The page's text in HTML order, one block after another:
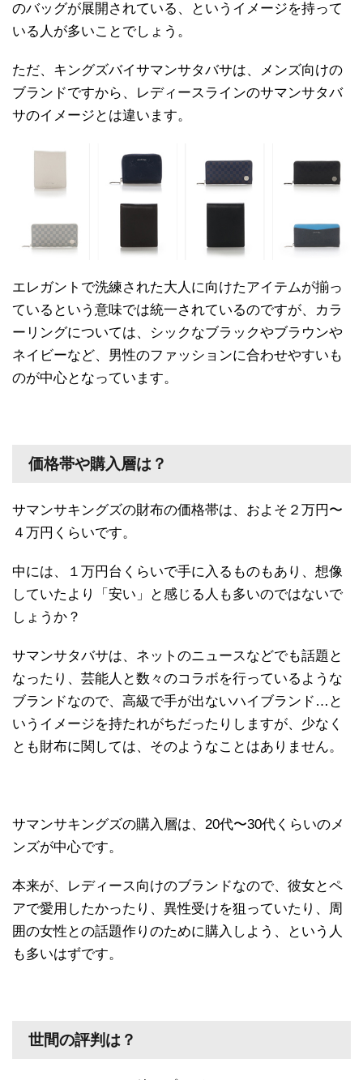
のバッグが展開されている、というイメージを持って
いる人が多いことでしょう。
ただ、キングズバイサマンサタバサは、メンズ向けの
ブランドですから、レディースラインのサマンサタバ
サのイメージとは違います。
エレガントで洗練された大人に向けたアイテムが揃っ
ているという意味では統一されているのですが、カラ
ーリングについては、シックなブラックやブラウンや
ネイビーなど、男性のファッションに合わせやすいも
のが中心となっています。
価格帯や購入層は？
サマンサキングズの財布の価格帯は、およそ２万円〜
４万円くらいです。
中には、１万円台くらいで手に入るものもあり、想像
していたより「安い」と感じる人も多いのではないで
しょうか？
サマンサタバサは、ネットのニュースなどでも話題と
なったり、芸能人と数々のコラボを行っているような
ブランドなので、高級で手が出ないハイブランド…と
いうイメージを持たれがちだったりしますが、少なく
とも財布に関しては、そのようなことはありません。
サマンサキングズの購入層は、20代〜30代くらいのメ
ンズが中心です。
本来が、レディース向けのブランドなので、彼女とペ
アで愛用したかったり、異性受けを狙っていたり、周
囲の女性との話題作りのために購入しよう、という人
も多いはずです。
世間の評判は？